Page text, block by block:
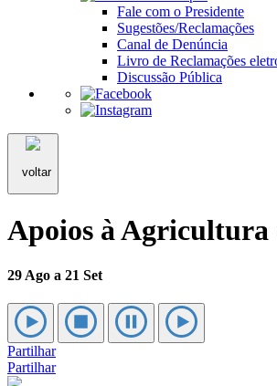
Fale com o Presidente
Sugestões/Reclamações
Canal de Denúncia
Livro de Reclamações
Discussão Pública
voltar
Apoios à Agricultura
29 Ago a 21 Set
Partilhar
Partilhar